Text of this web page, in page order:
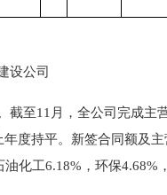
设公司
至11月，全公司完成主
度持平。新签合同额及
化工6.18%，环保